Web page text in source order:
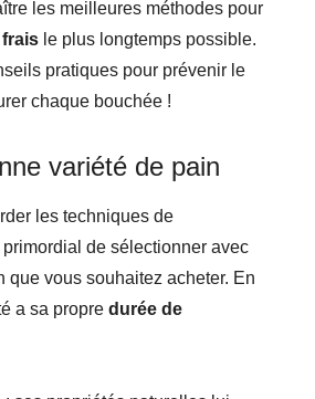
les meilleures méthodes pour
le plus longtemps possible.
pratiques pour prévenir le
chaque bouchée !
variété de pain
les techniques de
de sélectionner avec
que vous souhaitez acheter. En
a sa propre durée de